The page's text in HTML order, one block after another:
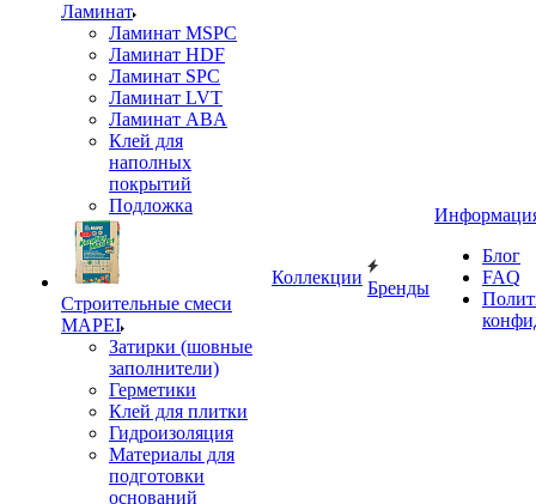
Ламинат
Ламинат MSPC
Ламинат HDF
Ламинат SPC
Ламинат LVT
Ламинат ABA
Клей для
наполных
покрытий
Подложка
Строительные смеси
MAPEI
Затирки (шовные
заполнители)
Герметики
Клей для плитки
Гидроизоляция
Материалы для
подготовки
оснований
Коллекции
Бренды
Блог
FAQ